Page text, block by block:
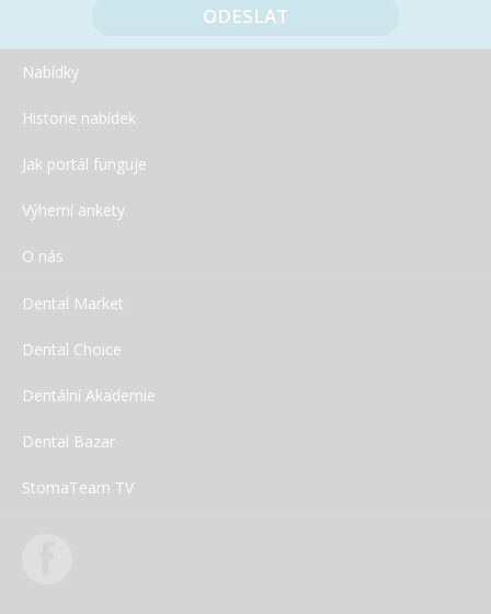
LIEHMANN – Speciální nabídky: duben – září
Nabídky
Historie nabídek
Jak portál funguje
Výherní ankety
O nás
Dental Market
Dental Choice
Dentální Akademie
Dental Bazar
StomaTeam TV